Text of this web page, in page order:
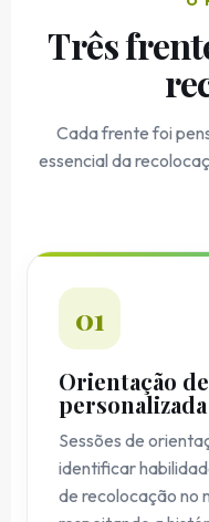
Três
Cada frente foi
essencial da
01
Orientação
personalizada
Sessões de
identificar
de recolocação no